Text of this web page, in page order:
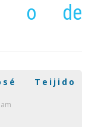
o de
Teijido